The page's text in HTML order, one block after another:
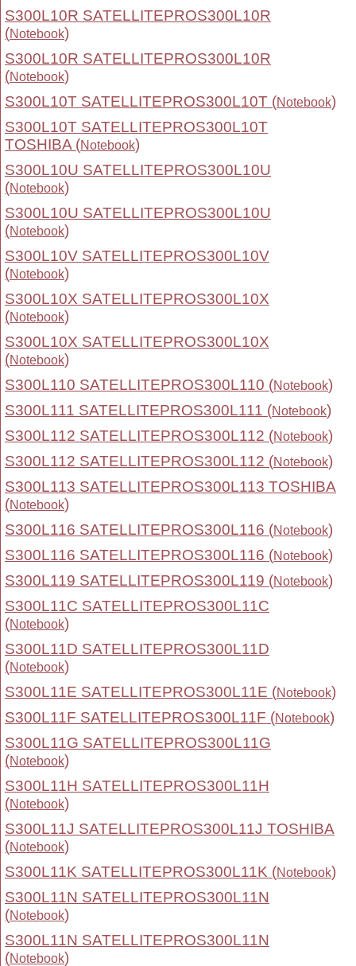
S300L10R SATELLITEPROS300L10R
(Notebook)
S300L10R SATELLITEPROS300L10R
(Notebook)
S300L10T SATELLITEPROS300L10T (Notebook)
S300L10T SATELLITEPROS300L10T
TOSHIBA (Notebook)
S300L10U SATELLITEPROS300L10U
(Notebook)
S300L10U SATELLITEPROS300L10U
(Notebook)
S300L10V SATELLITEPROS300L10V
(Notebook)
S300L10X SATELLITEPROS300L10X
(Notebook)
S300L10X SATELLITEPROS300L10X
(Notebook)
S300L110 SATELLITEPROS300L110 (Notebook)
S300L111 SATELLITEPROS300L111 (Notebook)
S300L112 SATELLITEPROS300L112 (Notebook)
S300L112 SATELLITEPROS300L112 (Notebook)
S300L113 SATELLITEPROS300L113 TOSHIBA
(Notebook)
S300L116 SATELLITEPROS300L116 (Notebook)
S300L116 SATELLITEPROS300L116 (Notebook)
S300L119 SATELLITEPROS300L119 (Notebook)
S300L11C SATELLITEPROS300L11C
(Notebook)
S300L11D SATELLITEPROS300L11D
(Notebook)
S300L11E SATELLITEPROS300L11E (Notebook)
S300L11F SATELLITEPROS300L11F (Notebook)
S300L11G SATELLITEPROS300L11G
(Notebook)
S300L11H SATELLITEPROS300L11H
(Notebook)
S300L11J SATELLITEPROS300L11J TOSHIBA
(Notebook)
S300L11K SATELLITEPROS300L11K (Notebook)
S300L11N SATELLITEPROS300L11N
(Notebook)
S300L11N SATELLITEPROS300L11N
(Notebook)